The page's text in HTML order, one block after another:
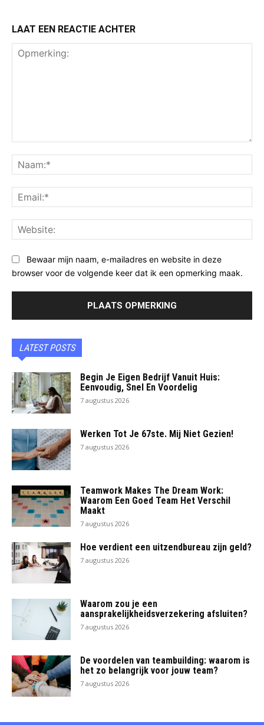
LAAT EEN REACTIE ACHTER
Bewaar mijn naam, e-mailadres en website in deze
browser voor de volgende keer dat ik een opmerking maak.
LATEST POSTS
Begin Je Eigen Bedrijf Vanuit Huis:
Eenvoudig, Snel En Voordelig
7 augustus 2026
Werken Tot Je 67ste. Mij Niet Gezien!
7 augustus 2026
Teamwork Makes The Dream Work:
Waarom Een Goed Team Het Verschil
Maakt
7 augustus 2026
Hoe verdient een uitzendbureau zijn geld?
7 augustus 2026
Waarom zou je een
aansprakelijkheidsverzekering afsluiten?
7 augustus 2026
De voordelen van teambuilding: waarom is
het zo belangrijk voor jouw team?
7 augustus 2026